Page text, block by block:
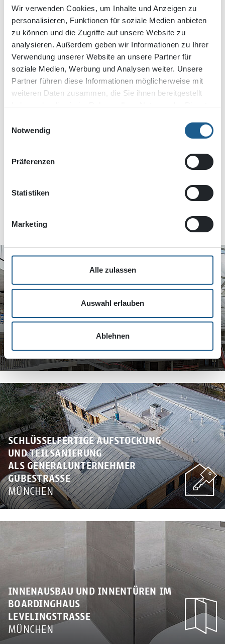
Wir verwenden Cookies, um Inhalte und Anzeigen zu
personalisieren, Funktionen für soziale Medien anbieten
zu können und die Zugriffe auf unsere Website zu
analysieren. Außerdem geben wir Informationen zu Ihrer
Verwendung unserer Website an unsere Partner für
soziale Medien, Werbung und Analysen weiter. Unsere
Partner führen diese Informationen möglicherweise mit
weiteren Daten zusammen, die Sie ihnen bereitgestellt
haben oder die sie im Rahmen Ihrer Nutzung der Dienste
Notwendig
Präferenzen
Statistiken
Marketing
Alle zulassen
Auswahl erlauben
Ablehnen
Übrigens: Die Mauerarbeiten führten wir getreu dem
ursprünglichen Kreuzfugenmauerwerk mit Betonsteinen aus.
BAUHERR:
SWM Services GmbH
ARCHITEKT:
ÄHNLICHE REFERENZEN
TROCKENBAUARBEITEN IM
HEIMSTETTNER STRASSE
KIRCHHEIM
SCHLÜSSELFERTIGE AUFSTOCKUNG
UND TEILSANIERUNG
ALS GENERALUNTERNEHMER
GUBESTRASSE
MÜNCHEN
INNENAUSBAU UND INNENTÜREN IM
BOARDINGHAUS
LEVELINGSTRASSE
MÜNCHEN